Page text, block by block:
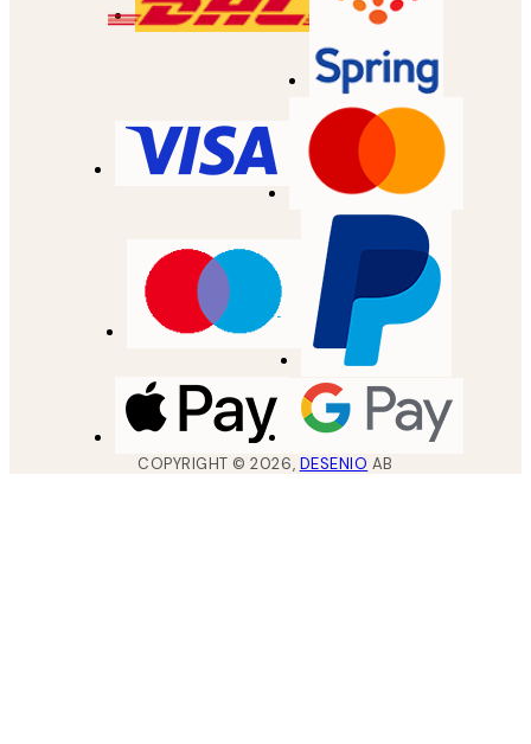
COPYRIGHT ©2026, DESENIO AB